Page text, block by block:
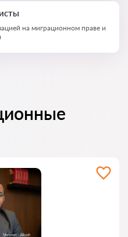
на миграционном праве и